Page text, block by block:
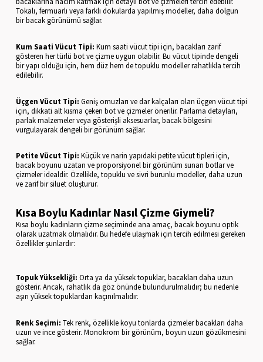
Tokalı, fermuarlı veya farklı dokularda yapılmış modeller, daha dolgun
bir bacak görünümü sağlar.
Kum Saati Vücut Tipi: Kum saati vücut tipi için, bacakları zarif
gösteren her türlü bot ve çizme uygun olabilir. Bu vücut tipinde dengeli
bir yapı olduğu için, hem düz hem de topuklu modeller rahatlıkla tercih
edilebilir.
Üçgen Vücut Tipi: Geniş omuzları ve dar kalçaları olan üçgen vücut tipi
için, dikkati alt kısma çeken bot ve çizmeler önerilir. Parlama detayları,
parlak malzemeler veya gösterişli aksesuarlar, bacak bölgesini
vurgulayarak dengeli bir görünüm sağlar.
Petite Vücut Tipi: Küçük ve narin yapıdaki petite vücut tipleri için,
bacak boyunu uzatan ve proporsiyonel bir görünüm sunan botlar ve
çizmeler idealdir. Özellikle, topuklu ve sivri burunlu modeller, daha uzun
ve zarif bir siluet oluşturur.
Kısa Boylu Kadınlar Nasıl Çizme Giymeli?
Kısa boylu kadınların çizme seçiminde ana amaç, bacak boyunu optik
olarak uzatmak olmalıdır. Bu hedefe ulaşmak için tercih edilmesi gereken
özellikler şunlardır:
Topuk Yüksekliği: Orta ya da yüksek topuklar, bacakları daha uzun
gösterir. Ancak, rahatlık da göz önünde bulundurulmalıdır; bu nedenle
aşırı yüksek topuklardan kaçınılmalıdır.
Renk Seçimi: Tek renk, özellikle koyu tonlarda çizmeler bacakları daha
uzun ve ince gösterir. Monokrom bir görünüm, boyun uzun gözükmesini
sağlar.